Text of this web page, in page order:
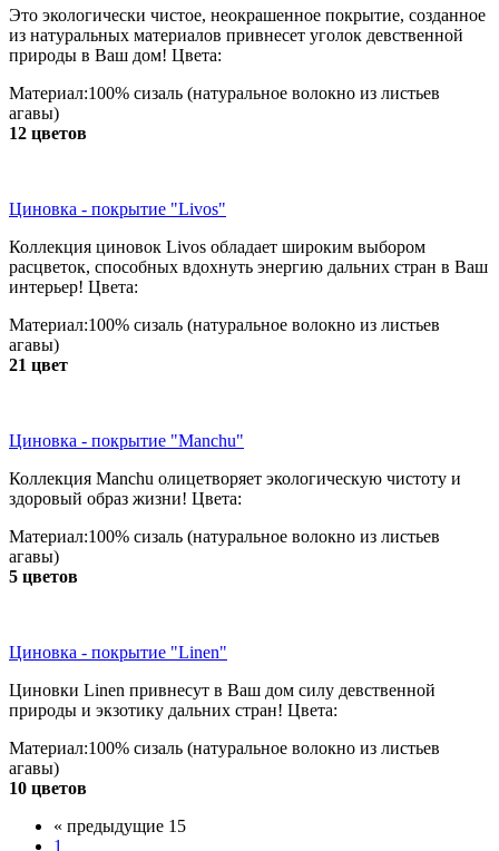
Это экологически чистое, неокрашенное покрытие, созданное
из натуральных материалов привнесет уголок девственной
природы в Ваш дом! Цвета:
Материал:100% сизаль (натуральное волокно из листьев
агавы)
12 цветов
Циновка - покрытие "Livos"
Коллекция циновок Livos обладает широким выбором
расцветок, способных вдохнуть энергию дальних стран в Ваш
интерьер! Цвета:
Материал:100% сизаль (натуральное волокно из листьев
агавы)
21 цвет
Циновка - покрытие "Manchu"
Коллекция Manchu олицетворяет экологическую чистоту и
здоровый образ жизни! Цвета:
Материал:100% сизаль (натуральное волокно из листьев
агавы)
5 цветов
Циновка - покрытие "Linen"
Циновки Linen привнесут в Ваш дом силу девственной
природы и экзотику дальних стран! Цвета:
Материал:100% сизаль (натуральное волокно из листьев
агавы)
10 цветов
« предыдущие 15
1